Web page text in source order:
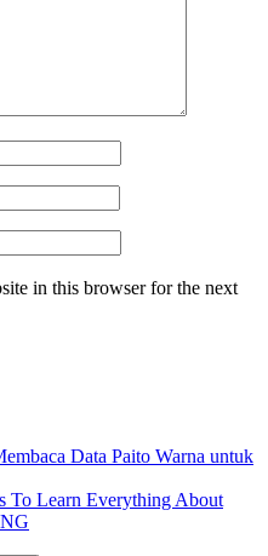
in this browser for the next
Data Paito Warna untuk
To Learn Everything About